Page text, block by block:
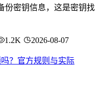
份密钥信息，这是密钥找
1.2K 2026-08-07